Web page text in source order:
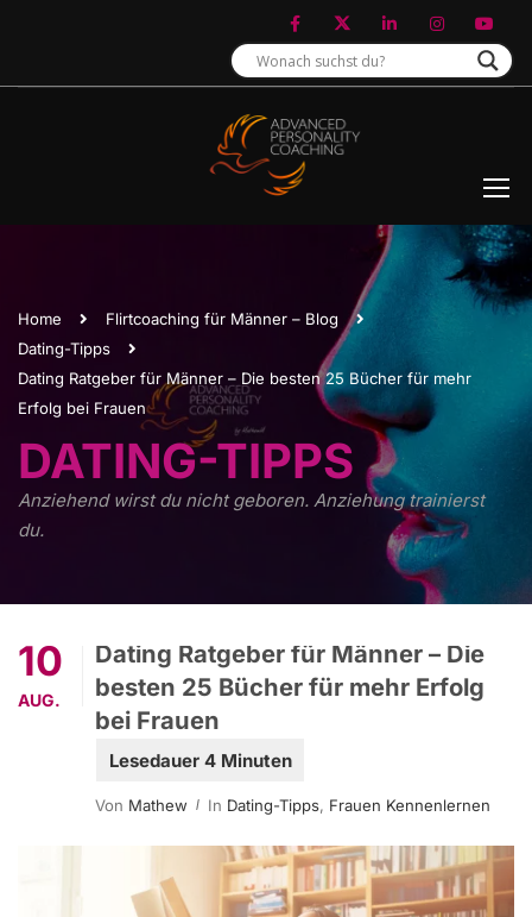
Home
Flirtcoaching für Männer – Blog
Dating-Tipps
Dating Ratgeber für Männer – Die besten 25 Bücher für mehr
Erfolg bei Frauen
DATING-TIPPS
Anziehend wirst du nicht geboren. Anziehung trainierst
du.
10
AUG.
Dating Ratgeber für Männer – Die
besten 25 Bücher für mehr Erfolg
bei Frauen
Von Mathew In Dating-Tipps, Frauen Kennenlernen